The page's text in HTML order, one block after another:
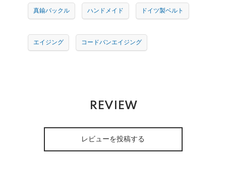
真鍮バックル ハンドメイド ドイツ製ベルト
エイジング コードバンエイジング
REVIEW
レビューを投稿する